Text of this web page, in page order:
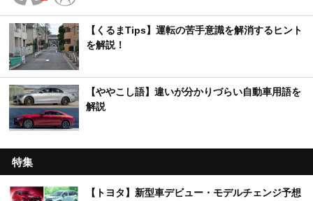
【くるまTips】運転の苦手意識を解消するヒント
を解説！
【ややこし語】違いが分かりづらい自動車用語を
解説
特集
【トヨタ】新型車デビュー・モデルチェンジ予想